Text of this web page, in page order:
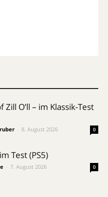
Zill O’ll – im Klassik-Test
8. August 2026 0
Test (PS5)
7. August 2026 0